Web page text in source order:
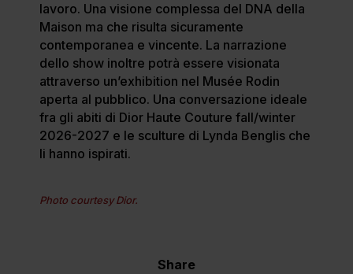
lavoro. Una visione complessa del DNA della
Maison ma che risulta sicuramente
contemporanea e vincente. La narrazione
dello show inoltre potrà essere visionata
attraverso un’exhibition nel Musée Rodin
aperta al pubblico. Una conversazione ideale
fra gli abiti di Dior Haute Couture fall/winter
2026-2027 e le sculture di Lynda Benglis che
li hanno ispirati.
Photo courtesy Dior.
Share